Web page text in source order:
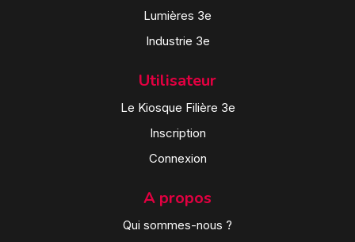
Lumières 3e
Industrie 3e
Utilisateur
Le Kiosque Filière 3e
Inscription
Connexion
A propos
Qui sommes-nous ?